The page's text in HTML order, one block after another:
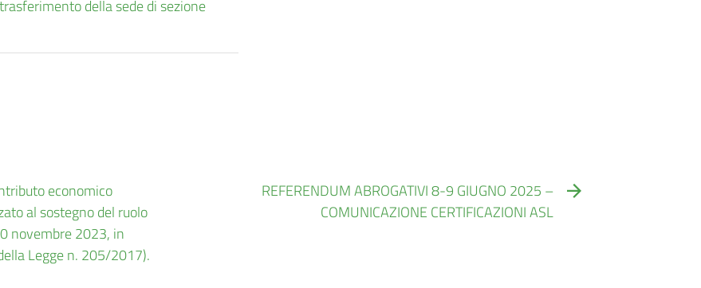
della sede di sezione
economico
al sostegno del ruolo
novembre 2023, in
Legge n. 205/2017).
REFERENDUM ABROGATIVI 8-9 GIUGNO 2025 –
COMUNICAZIONE CERTIFICAZIONI ASL